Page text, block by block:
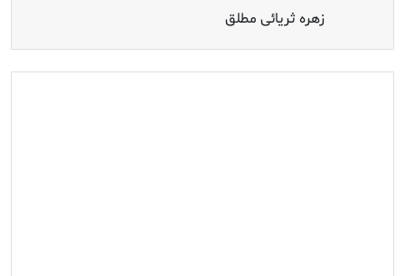
زهره ثریائی مطلق